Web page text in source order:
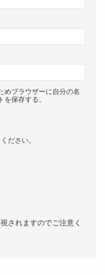
めブラウザーに自分の名
を保存する。
ださい。
されますのでご注意く